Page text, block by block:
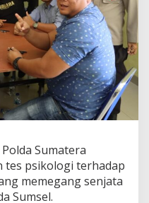
Sumatera
tes psikologi terhadap
memegang senjata
Sumsel.